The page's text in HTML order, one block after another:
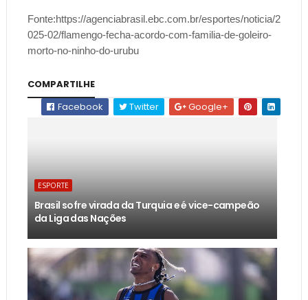
Fonte:https://agenciabrasil.ebc.com.br/esportes/noticia/2
025-02/flamengo-fecha-acordo-com-familia-de-goleiro-
morto-no-ninho-do-urubu
COMPARTILHE
Facebook
Twitter Google+
ESPORTE
Brasil sofre virada da Turquia e é vice-campeão
da Liga das Nações